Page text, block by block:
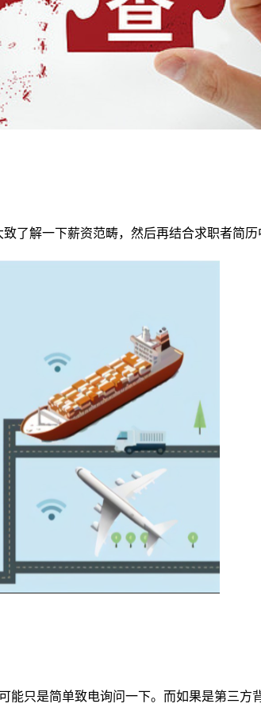
了解一下薪资范畴，然后再结合求职者简历
只是简单致电询问一下。而如果是第三方